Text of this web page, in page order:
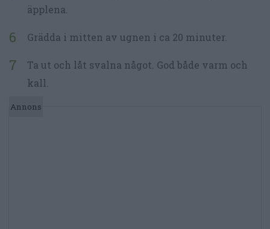
äpplena.
Grädda i mitten av ugnen i ca 20 minuter.
Ta ut och låt svalna något. God både varm och
kall.